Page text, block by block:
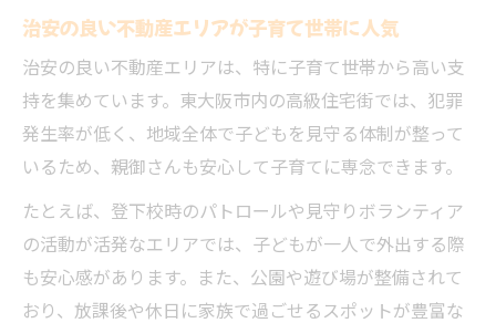
治安の良い不動産エリアが子育て世帯に人気
治安の良い不動産エリアは、特に子育て世帯から高い支
持を集めています。東大阪市内の高級住宅街では、犯罪
発生率が低く、地域全体で子どもを見守る体制が整って
いるため、親御さんも安心して子育てに専念できます。
たとえば、登下校時のパトロールや見守りボランティア
の活動が活発なエリアでは、子どもが一人で外出する際
も安心感があります。また、公園や遊び場が整備されて
おり、放課後や休日に家族で過ごせるスポットが豊富な